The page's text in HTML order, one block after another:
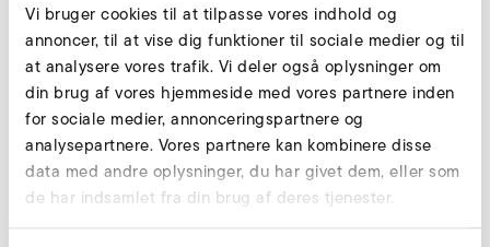
Vi bruger cookies til at tilpasse vores indhold og
annoncer, til at vise dig funktioner til sociale medier og til
at analysere vores trafik. Vi deler også oplysninger om
din brug af vores hjemmeside med vores partnere inden
for sociale medier, annonceringspartnere og
analysepartnere. Vores partnere kan kombinere disse
data med andre oplysninger, du har givet dem, eller som
de har indsamlet fra din brug af deres tjenester.
Downloads
Handleiding SD (de, en)
HANDLEIDING PDF 3 MB